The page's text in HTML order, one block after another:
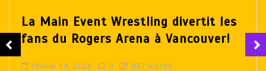
La Main Event Wrestling divertit les
fans du Rogers Arena à Vancouver!
février 14, 2026 0 837 words